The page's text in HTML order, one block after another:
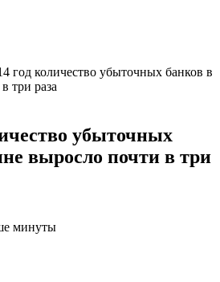
год количество убыточных банков в
три раза
убыточных
выросло почти в три
минуты